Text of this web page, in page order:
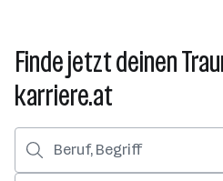
Finde jetzt deinen
karriere.at